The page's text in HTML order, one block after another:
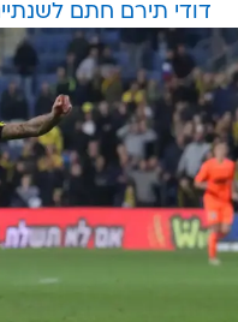
דודי תירם חתם